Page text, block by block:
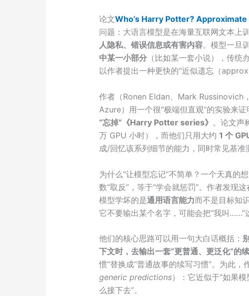
论文Who’s Harry Potter?
问题：大语言模型是在海量互联网文本上
人隐私、错误信息或有害内容。模型一旦
中某一小部分（比如某一套小说），传统
以作者提出一种更快的“近似遗忘（
作者（Ronen Eldan、Mark
Azure）用一个很“极端但直观”的实验来
“忘掉”《Harry Potter series》 。论文声
万 GPU 小时），而他们只用大约 1 个
成/回忆该系列细节的能力，同时常见基准
为什么“让模型忘记”不简单？一个天真的
数“取反”，等于“学会就惩罚”。作者发现
模型学坏的是通用语言能力而不是目标知
它不要输出某个名字，可能会把“我叫……”
他们的核心思路可以用一句大白话概括：
下文时，去输出一套“更普通、更泛化”的
惯”替换成“普通故事的续写习惯”。为此，
generic predictions）：它近似于“如果
么接下去”。